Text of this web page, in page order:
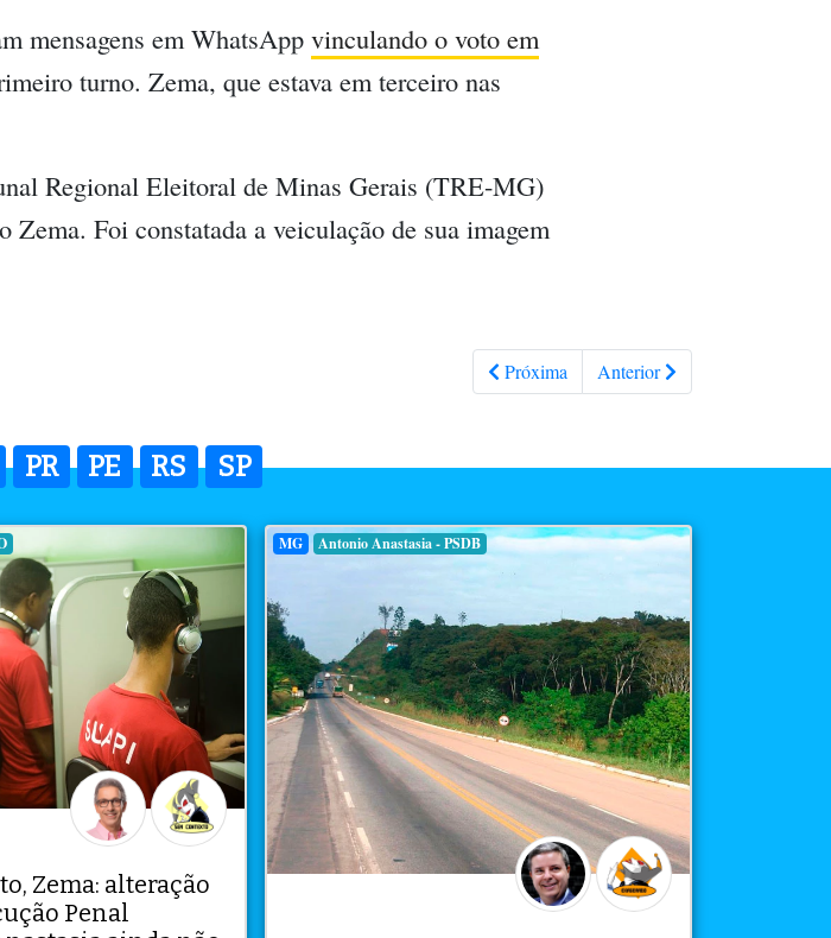
mensagens em WhatsApp vinculando o voto em
turno. Zema, que estava em terceiro nas
Regional Eleitoral de Minas Gerais (TRE-MG)
Foi constatada a veiculação de sua imagem
Próxima Anterior
PR PE RS SP
Zema: alteração
Penal
MG Antonio Anastasia - PSDB